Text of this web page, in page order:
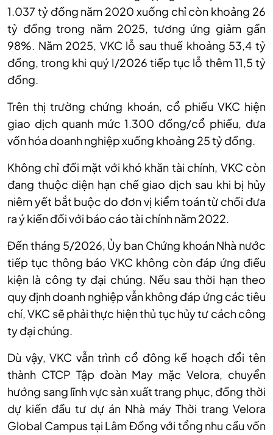
1.037 tỷ đồng năm 2020 xuống chỉ còn khoảng 26
tỷ đồng trong năm 2025, tương ứng giảm gần
98%. Năm 2025, VKC lỗ sau thuế khoảng 53,4 tỷ
đồng, trong khi quý I/2026 tiếp tục lỗ thêm 11,5 tỷ
đồng.
Trên thị trường chứng khoán, cổ phiếu VKC hiện
giao dịch quanh mức 1.300 đồng/cổ phiếu, đưa
vốn hóa doanh nghiệp xuống khoảng 25 tỷ đồng.
Không chỉ đối mặt với khó khăn tài chính, VKC còn
đang thuộc diện hạn chế giao dịch sau khi bị hủy
niêm yết bắt buộc do đơn vị kiểm toán từ chối đưa
ra ý kiến đối với báo cáo tài chính năm 2022.
Đến tháng 5/2026, Ủy ban Chứng khoán Nhà nước
tiếp tục thông báo VKC không còn đáp ứng điều
kiện là công ty đại chúng. Nếu sau thời hạn theo
quy định doanh nghiệp vẫn không đáp ứng các tiêu
chí, VKC sẽ phải thực hiện thủ tục hủy tư cách công
ty đại chúng.
Dù vậy, VKC vẫn trình cổ đông kế hoạch đổi tên
thành CTCP Tập đoàn May mặc Velora, chuyển
hướng sang lĩnh vực sản xuất trang phục, đồng thời
dự kiến đầu tư dự án Nhà máy Thời trang Velora
Global Campus tại Lâm Đồng với tổng nhu cầu vốn